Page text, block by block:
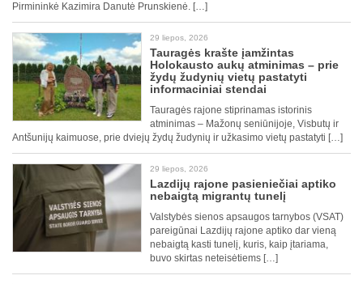
Pirmininkė Kazimira Danutė Prunskienė. […]
29 liepos, 2026
Tauragės krašte įamžintas
Holokausto aukų atminimas – prie
žydų žudynių vietų pastatyti
informaciniai stendai
Tauragės rajone stiprinamas istorinis
atminimas – Mažonų seniūnijoje, Visbutų ir
Antšunijų kaimuose, prie dviejų žydų žudynių ir užkasimo vietų pastatyti […]
29 liepos, 2026
Lazdijų rajone pasieniečiai aptiko
nebaigtą migrantų tunelį
Valstybės sienos apsaugos tarnybos (VSAT)
pareigūnai Lazdijų rajone aptiko dar vieną
nebaigtą kasti tunelį, kuris, kaip įtariama,
buvo skirtas neteisėtiems […]